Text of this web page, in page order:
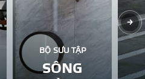
GẠCH ỐP LÁT
BÊ TÔNG KHÍ
BỘ SƯU TẬP
SÔNG